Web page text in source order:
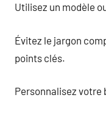
Utilisez un modèle
Évitez le jargon
points clés.
Personnalisez votre